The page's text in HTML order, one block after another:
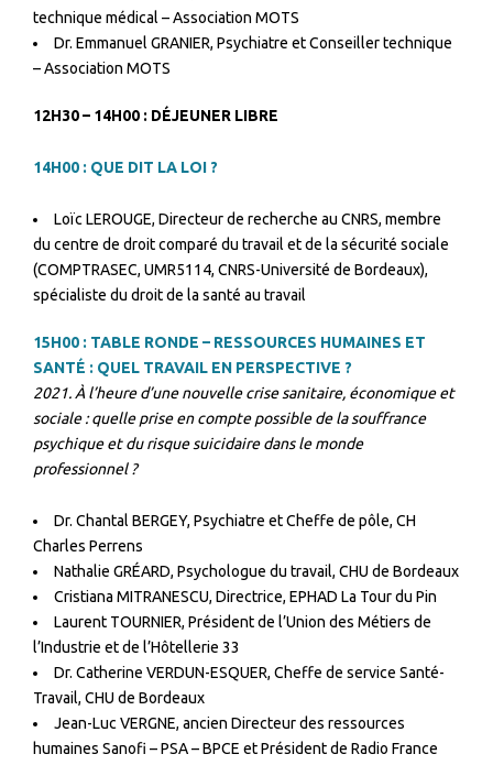
technique médical – Association MOTS
Dr. Emmanuel GRANIER, Psychiatre et Conseiller technique
– Association MOTS
12H30 – 14H00 : DÉJEUNER LIBRE
14H00 : QUE DIT LA LOI ?
Loïc LEROUGE, Directeur de recherche au CNRS, membre
du centre de droit comparé du travail et de la sécurité sociale
(COMPTRASEC, UMR5114, CNRS-Université de Bordeaux),
spécialiste du droit de la santé au travail
15H00 : TABLE RONDE – RESSOURCES HUMAINES ET
SANTÉ : QUEL TRAVAIL EN PERSPECTIVE ?
2021. À l’heure d’une nouvelle crise sanitaire, économique et
sociale : quelle prise en compte possible de la souffrance
psychique et du risque suicidaire dans le monde
professionnel ?
Dr. Chantal BERGEY, Psychiatre et Cheffe de pôle, CH
Charles Perrens
Nathalie GRÉARD, Psychologue du travail, CHU de Bordeaux
Cristiana MITRANESCU, Directrice, EPHAD La Tour du Pin
Laurent TOURNIER, Président de l’Union des Métiers de
l’Industrie et de l’Hôtellerie 33
Dr. Catherine VERDUN-ESQUER, Cheffe de service Santé-
Travail, CHU de Bordeaux
Jean-Luc VERGNE, ancien Directeur des ressources
humaines Sanofi – PSA – BPCE et Président de Radio France